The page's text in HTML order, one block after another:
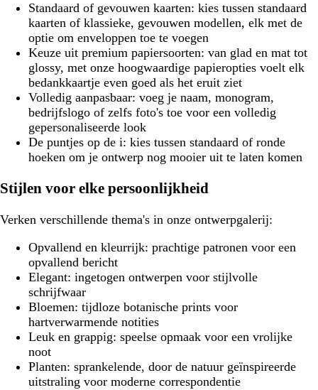
Standaard of gevouwen kaarten: kies tussen standaard
kaarten of klassieke, gevouwen modellen, elk met de
optie om enveloppen toe te voegen
Keuze uit premium papiersoorten: van glad en mat tot
glossy, met onze hoogwaardige papieropties voelt elk
bedankkaartje even goed als het eruit ziet
Volledig aanpasbaar: voeg je naam, monogram,
bedrijfslogo of zelfs foto's toe voor een volledig
gepersonaliseerde look
De puntjes op de i: kies tussen standaard of ronde
hoeken om je ontwerp nog mooier uit te laten komen
Stijlen voor elke persoonlijkheid
Verken verschillende thema's in onze ontwerpgalerij:
Opvallend en kleurrijk: prachtige patronen voor een
opvallend bericht
Elegant: ingetogen ontwerpen voor stijlvolle
schrijfwaar
Bloemen: tijdloze botanische prints voor
hartverwarmende notities
Leuk en grappig: speelse opmaak voor een vrolijke
noot
Planten: sprankelende, door de natuur geïnspireerde
uitstraling voor moderne correspondentie